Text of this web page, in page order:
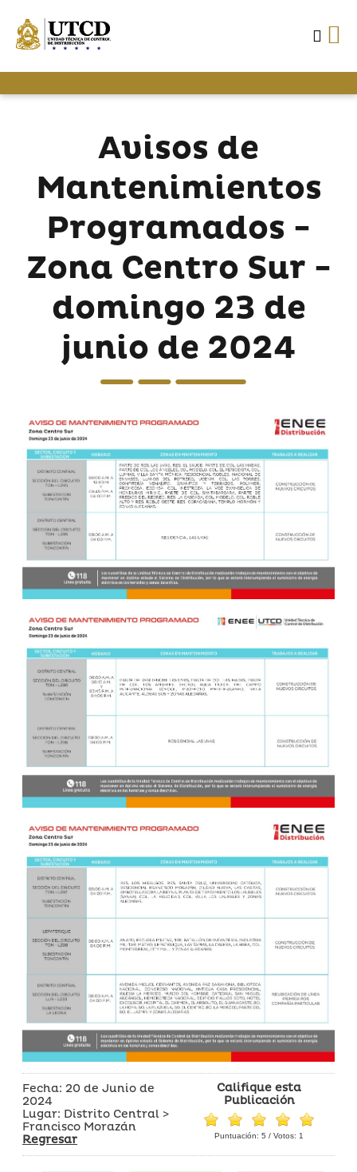
Avisos de
Mantenimientos
Programados -
Zona Centro Sur -
domingo 23 de
junio de 2024
Fecha: 20 de Junio de
2024
Lugar: Distrito Central >
Francisco Morazán
Regresar
Califique esta
Publicación
Puntuación: 5 / Votos: 1